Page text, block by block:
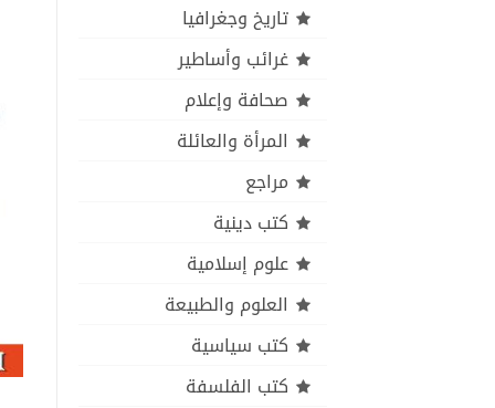
تاريخ وجغرافيا
غرائب وأساطير
صحافة وإعلام
المرأة والعائلة
مراجع
كتب دينية
علوم إسلامية
العلوم والطبيعة
كتب سياسية
كتب الفلسفة